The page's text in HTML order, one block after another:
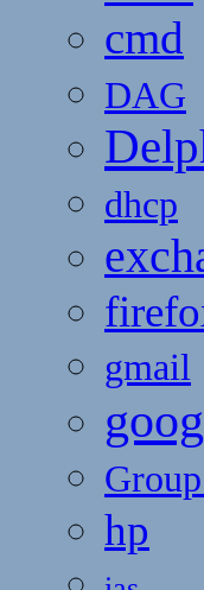
cmd
DAG
dhcp
gmail
hp